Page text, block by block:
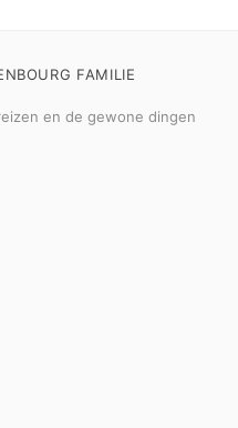
FAMILIE
en de gewone dingen